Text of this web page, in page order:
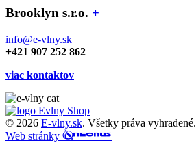
Brooklyn s.r.o. +
info@e-vlny.sk
+421 907 252 862
viac kontaktov
© 2026 E-vlny.sk. Všetky práva vyhradené.
Web stránky